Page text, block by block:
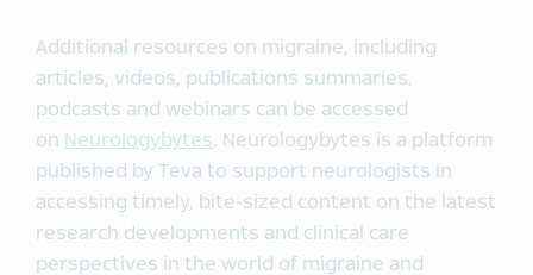
Additional resources on migraine, including
articles, videos, publications summaries,
podcasts and webinars can be accessed
on Neurologybytes. Neurologybytes is a platform
published by Teva to support neurologists in
accessing timely, bite-sized content on the latest
research developments and clinical care
perspectives in the world of migraine and